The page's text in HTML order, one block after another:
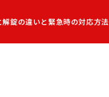
解錠の違いと緊急時の対応方法